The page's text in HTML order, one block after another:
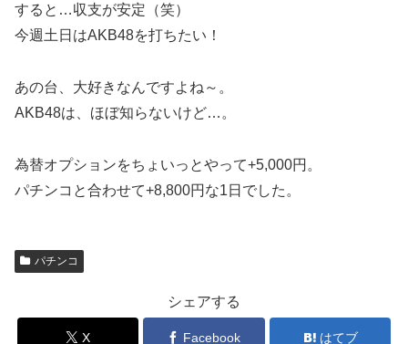
すると…収支が安定（笑）
今週土日はAKB48を打ちたい！
あの台、大好きなんですよね～。
AKB48は、ほぼ知らないけど…。
為替オプションをちょいっとやって+5,000円。
パチンコと合わせて+8,800円な1日でした。
パチンコ
シェアする
X Facebook はてブ